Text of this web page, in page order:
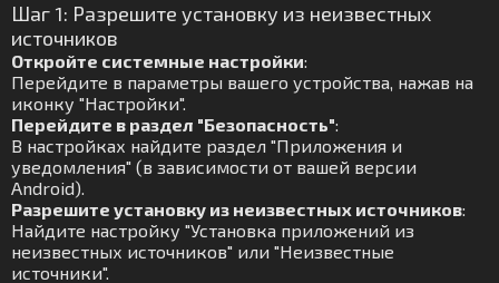
Шаг 1: Разрешите установку из неизвестных
источников
Откройте системные настройки:
Перейдите в параметры вашего устройства, нажав на
иконку "Настройки".
Перейдите в раздел "Безопасность":
В настройках найдите раздел "Приложения и
уведомления" (в зависимости от вашей версии
Android).
Разрешите установку из неизвестных источников:
Найдите настройку "Установка приложений из
неизвестных источников" или "Неизвестные
источники".